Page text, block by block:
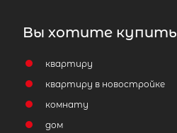
Вы хотите купить
квартиру
квартиру в новостройке
комнату
дом